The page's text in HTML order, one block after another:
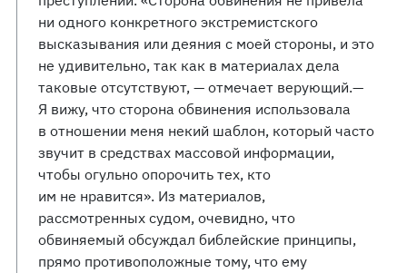
ни одного конкретного экстремистского
высказывания или деяния с моей стороны, и это
не удивительно, так как в материалах дела
таковые отсутствуют, — отмечает верующий.—
Я вижу, что сторона обвинения использовала
в отношении меня некий шаблон, который часто
звучит в средствах массовой информации,
чтобы огульно опорочить тех, кто
им не нравится». Из материалов,
рассмотренных судом, очевидно, что
обвиняемый обсуждал библейские принципы,
прямо противоположные тому, что ему